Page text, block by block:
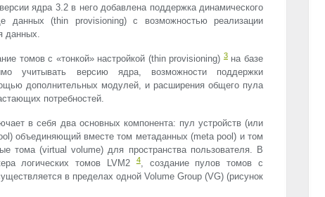
ядра 3.2 в него добавлена поддержка динамического
данных (thin provisioning) с возможностью реализации
данных.
томов с «тонкой» настройкой (thin provisioning) 3на базе
учитывать версию ядра, возможности поддержки
дополнительных модулей, и расширения общего пула
потребностей.
в себя два основных компонента: пул устройств (или
объединяющий вместе том метаданных (meta pool) и том
тома (virtual volume) для пространства пользователя. В
логических томов LVM24, создание пулов томов с
в пределах одной Volume Group (VG) (рисунок